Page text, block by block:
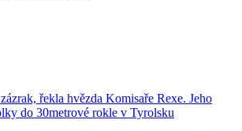
řekla hvězda Komisaře Rexe. Jeho
do 30metrové rokle v Tyrolsku